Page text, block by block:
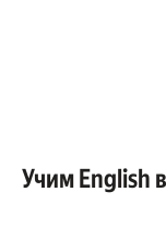
Учим English